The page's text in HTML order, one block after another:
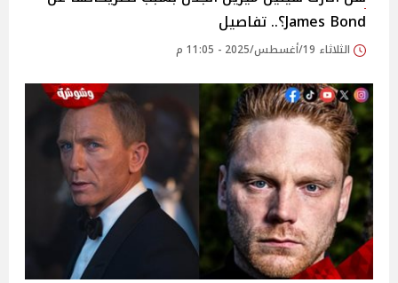
James Bond؟.. تفاصيل
الثلاثاء 19/أغسطس/2025 - 11:05 م